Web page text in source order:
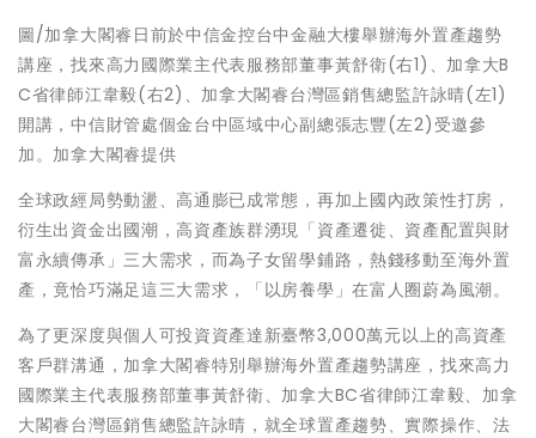
圖/加拿大閣睿日前於中信金控台中金融大樓舉辦海外置產趨勢
講座，找來高力國際業主代表服務部董事黃舒衛(右1)、加拿大B
C省律師江韋毅(右2)、加拿大閣睿台灣區銷售總監許詠晴(左1)
開講，中信財管處個金台中區域中心副總張志豐(左2)受邀參
加。加拿大閣睿提供
全球政經局勢動盪、高通膨已成常態，再加上國內政策性打房，
衍生出資金出國潮，高資產族群湧現「資產遷徙、資產配置與財
富永續傳承」三大需求，而為子女留學鋪路，熱錢移動至海外置
產，竟恰巧滿足這三大需求，「以房養學」在富人圈蔚為風潮。
為了更深度與個人可投資資產達新臺幣3,000萬元以上的高資產
客戶群溝通，加拿大閣睿特別舉辦海外置產趨勢講座，找來高力
國際業主代表服務部董事黃舒衛、加拿大BC省律師江韋毅、加拿
大閣睿台灣區銷售總監許詠晴，就全球置產趨勢、實際操作、法